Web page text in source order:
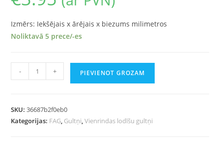
Izmērs: Iekšējais x ārējais x biezums milimetros
Noliktavā 5 prece/-es
- + PIEVIENOT GROZAM
SKU:36687b2f0eb0
Kategorijas: FAG, Gultņi,Vienrindas lodīšu gultņi